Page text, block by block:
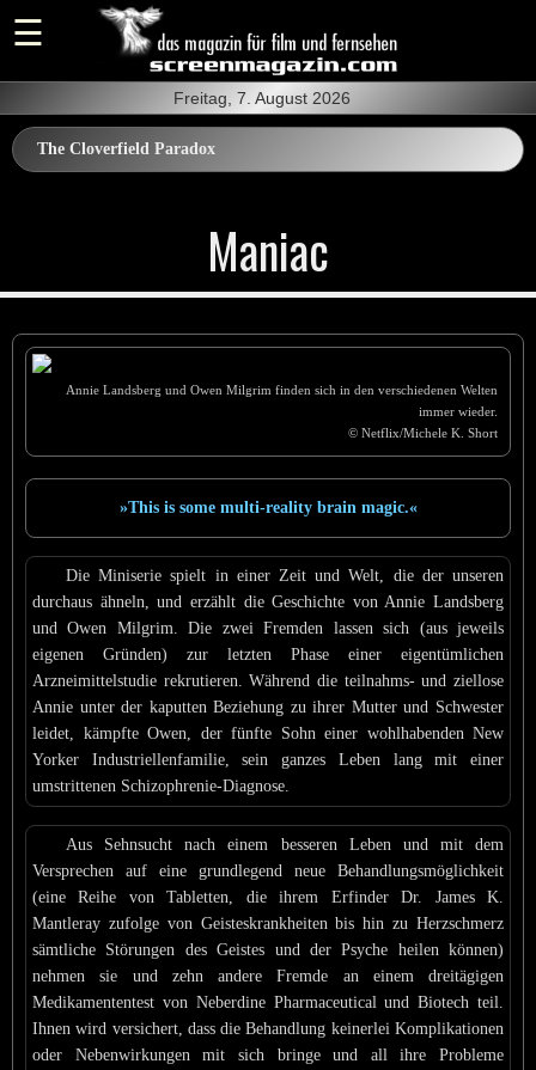
Freitag, 7. August 2026
The Cloverfield Paradox
Maniac
Annie Landsberg und Owen Milgrim finden sich in den verschiedenen Welten
immer wieder.
© Netflix/Michele K. Short
»This is some multi-reality brain magic.«
Die Miniserie spielt in einer Zeit und Welt, die der unseren
durchaus ähneln, und erzählt die Geschichte von Annie Landsberg
und Owen Milgrim. Die zwei Fremden lassen sich (aus jeweils
eigenen Gründen) zur letzten Phase einer eigentümlichen
Arzneimittelstudie rekrutieren. Während die teilnahms- und ziellose
Annie unter der kaputten Beziehung zu ihrer Mutter und Schwester
leidet, kämpfte Owen, der fünfte Sohn einer wohlhabenden New
Yorker Industriellenfamilie, sein ganzes Leben lang mit einer
umstrittenen Schizophrenie-Diagnose.
Aus Sehnsucht nach einem besseren Leben und mit dem
Versprechen auf eine grundlegend neue Behandlungsmöglichkeit
(eine Reihe von Tabletten, die ihrem Erfinder Dr. James K.
Mantleray zufolge von Geisteskrankheiten bis hin zu Herzschmerz
sämtliche Störungen des Geistes und der Psyche heilen können)
nehmen sie und zehn andere Fremde an einem dreitägigen
Medikamententest von Neberdine Pharmaceutical und Biotech teil.
Ihnen wird versichert, dass die Behandlung keinerlei Komplikationen
oder Nebenwirkungen mit sich bringe und all ihre Probleme